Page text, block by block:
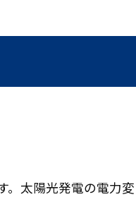
。太陽光発電の電力変